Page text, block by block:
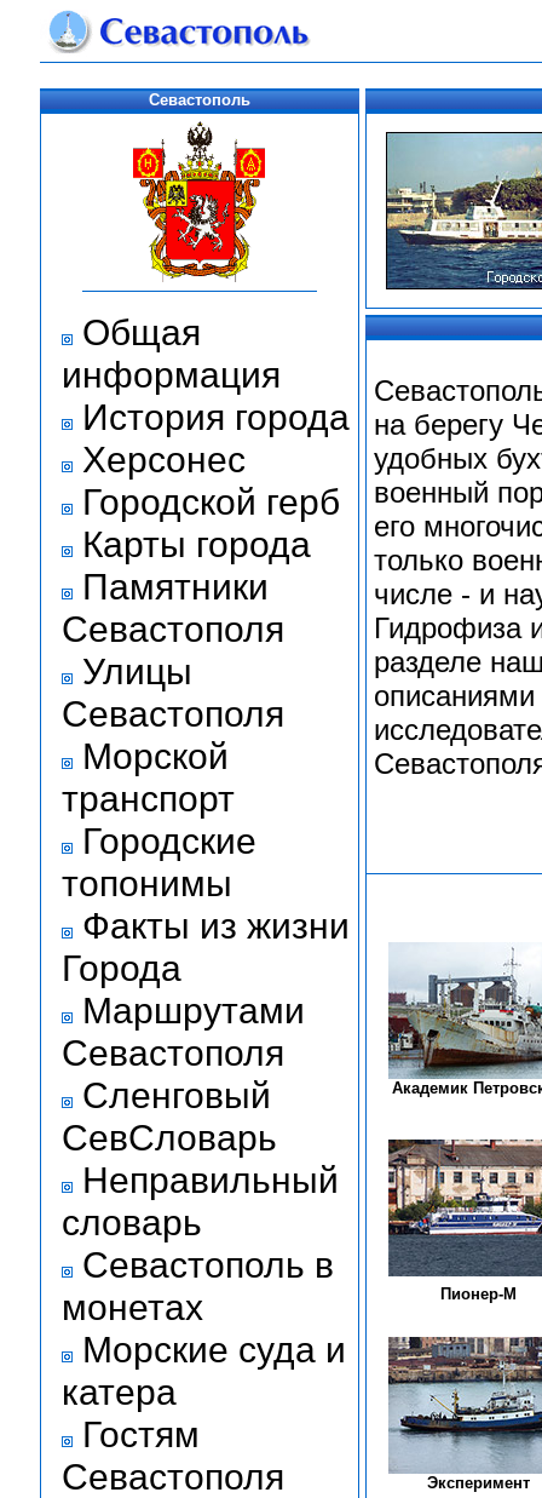
Севастополь
Общая
информация
История города
Херсонес
Городской герб
Карты города
Памятники
Севастополя
Улицы
Севастополя
Морской
транспорт
Городские
топонимы
Факты из жизни
Города
Маршрутами
Севастополя
Сленговый
СевСловарь
Неправильный
словарь
Севастополь в
монетах
Морские суда и
катера
Гостям
Севастополя
на берегу
удобных
военный
его
только
числе - и
Гидрофиза
разделе
Академик
Пионер-М
Эксперимент